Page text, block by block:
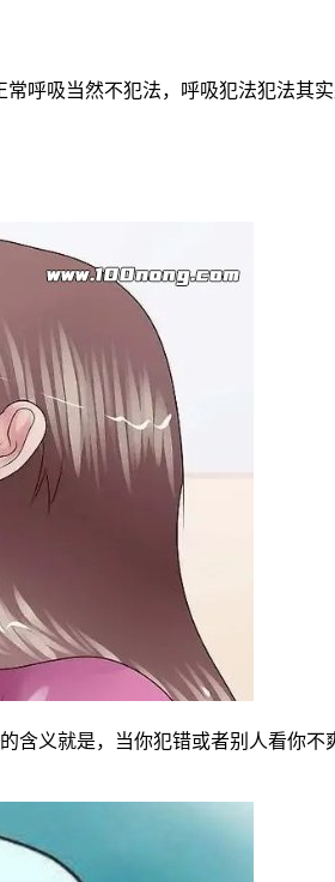
呼吸当然不犯法，呼吸犯法犯法其
义就是，当你犯错或者别人看你